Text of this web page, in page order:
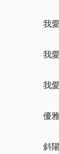
我
我
我
優
斜